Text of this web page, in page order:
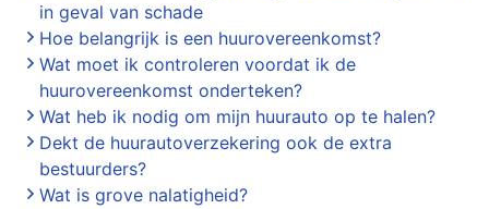
in geval van schade
Hoe belangrijk is een huurovereenkomst?
Wat moet ik controleren voordat ik de
huurovereenkomst onderteken?
Wat heb ik nodig om mijn huurauto op te halen?
Dekt de huurautoverzekering ook de extra
bestuurders?
Wat is grove nalatigheid?